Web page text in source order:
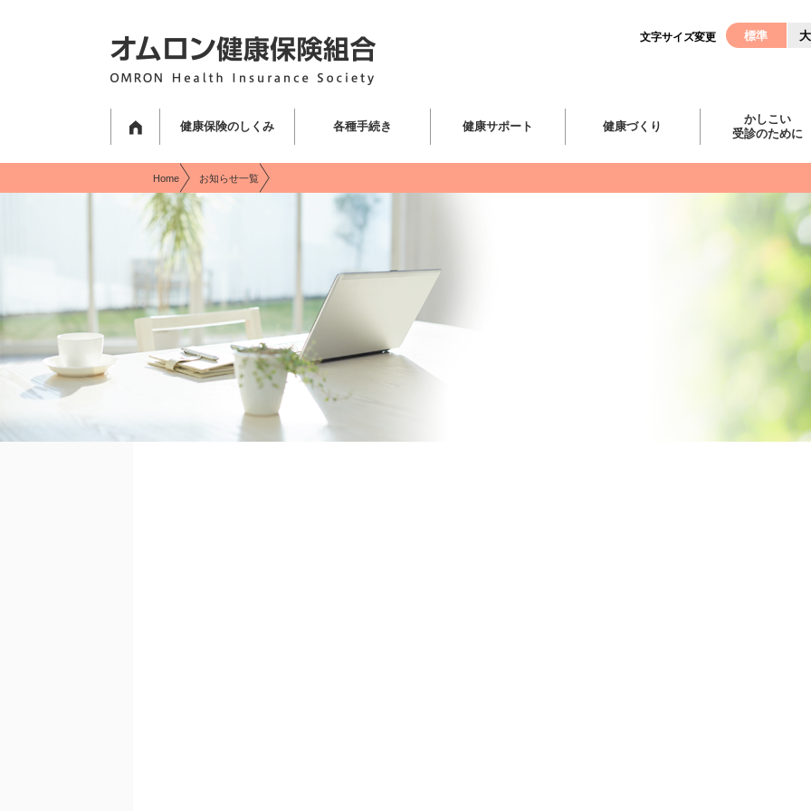
健康保険のしくみ 各種手続き 健康サポート 健康づくり
かしこい
受診のために
文字サイズ変更 標準
Home お知らせ一覧
該当の記事は存在いたしません